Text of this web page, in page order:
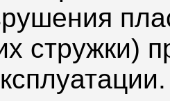
стружки)